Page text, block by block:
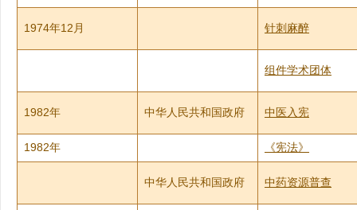
1974年12月 针刺麻醉
组件学术团体
1982年 中华人民共和国政府 中医入宪
1982年 《宪法》
中华人民共和国政府 中药资源普查